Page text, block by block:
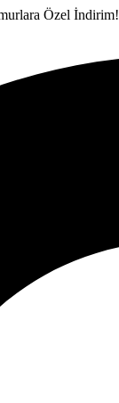
Özel İndirim!